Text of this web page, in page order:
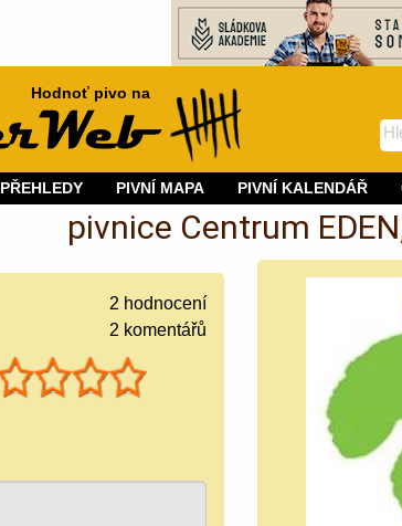
Hodnoť pivo na
PŘEHLEDY PIVNÍ MAPA PIVNÍ KALENDÁŘ
pivnice Centrum
2 hodnocení
2 komentářů